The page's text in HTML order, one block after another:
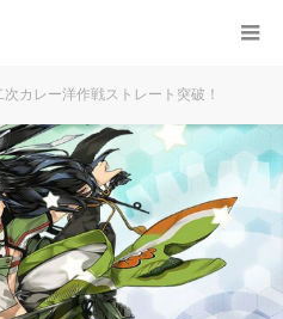
次カレー洋作戦ストレート突破！